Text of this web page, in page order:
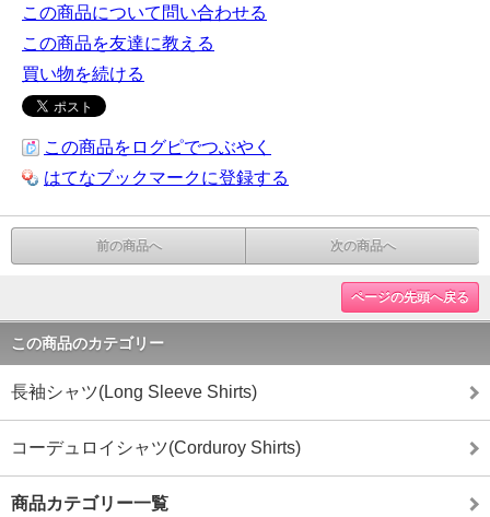
この商品について問い合わせる
この商品を友達に教える
買い物を続ける
この商品をログピでつぶやく
はてなブックマークに登録する
前の商品へ 次の商品へ
ページの先頭へ戻る
この商品のカテゴリー
長袖シャツ(Long Sleeve Shirts)
コーデュロイシャツ(Corduroy Shirts)
商品カテゴリー一覧